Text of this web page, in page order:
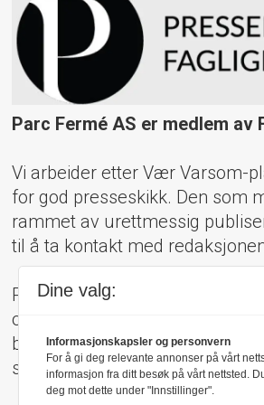
Parc Fermé AS er medlem av
Vi arbeider etter Vær Varsom-
for god presseskikk. Den som
rammet av urettmessig
til å ta kontakt med
Pressens Faglige Utvalg (PFU)
oppnevnt av Norsk
behandler klager mot mediene i
spørsmål.
Dine valg:
Informasjonskapsler og personvern
For å gi deg relevante annonser på vårt
informasjon fra ditt besøk på vårt nettsted.
deg mot dette under "Innstillinger".